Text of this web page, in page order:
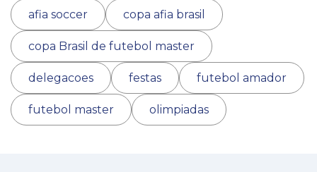
afia soccer copa afia brasil
copa Brasil de futebol master
delegacoes festas futebol amador
futebol master olimpiadas